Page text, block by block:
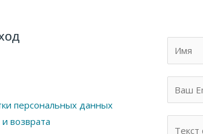
персональных данных
возврата